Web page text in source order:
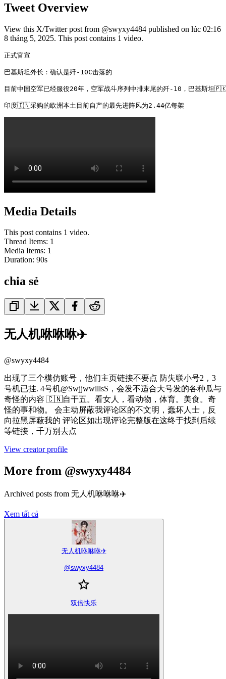
Tweet Overview
View this X/Twitter post from @swyxy4484 published on lúc 02:16
8 tháng 5, 2025. This post contains 1 video.
正式官宣
巴基斯坦外长：确认是歼-10C击落的
目前中国空军已经服役20年，空军战斗序列中排末尾的歼-10，巴基斯坦
印度🇮🇳采购的欧洲本土目前自产的最先进阵风为2.44亿每架
Media Details
This post contains 1 video.
Thread Items: 1
Media Items: 1
Duration: 90s
chia sẻ
无人机咻咻咻✈️
@swyxy4484
出现了三个模仿账号，他们主页链接不要点 防失联小号2，3
号机已挂. 4号机@SwjjwwlllsS，会发不适合大号发的各种瓜与
奇怪的内容 🇨🇳自干五。看女人，看动物，体育。美食。奇
怪的事和物。 会主动屏蔽我评论区的不文明，蠢坏人士，反
向拉黑屏蔽我的 评论区如出现评论完整版在这终于找到后续
等链接，千万别去点
View creator profile
More from @swyxy4484
Archived posts from 无人机咻咻咻✈️
Xem tất cả
无人机咻咻咻✈️
@swyxy4484
双倍快乐